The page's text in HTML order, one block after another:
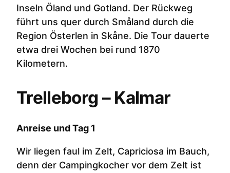
Inseln Öland und Gotland. Der Rückweg
führt uns quer durch Småland durch die
Region Österlen in Skåne. Die Tour dauerte
etwa drei Wochen bei rund 1870
Kilometern.
Trelleborg – Kalmar
Anreise und Tag 1
Wir liegen faul im Zelt, Capriciosa im Bauch,
denn der Campingkocher vor dem Zelt ist